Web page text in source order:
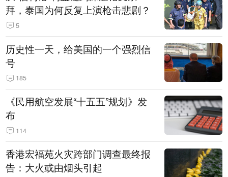
拜，泰国为何反复上演枪击悲剧？
5
历史性一天，给美国的一个强烈信
号
185
《民用航空发展“十五五”规划》发
布
114
香港宏福苑火灾跨部门调查最终报
告：大火或由烟头引起